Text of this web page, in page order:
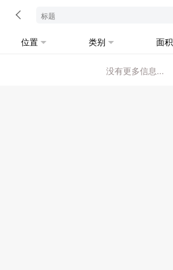
位置 类别 面积
没有更多信息...